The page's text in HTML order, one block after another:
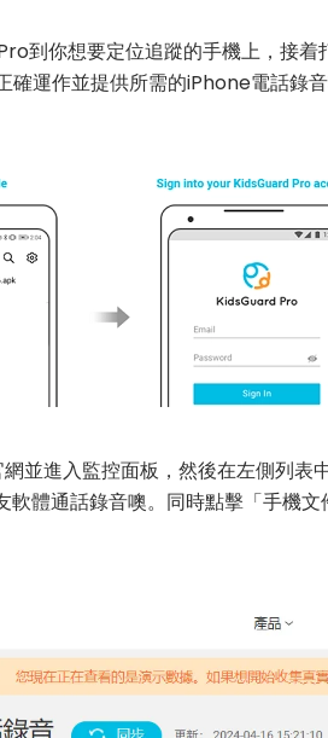
到你想要定位追蹤的手機上，接
運作並提供所需的iPhone電話錄
並進入監控面板，然後在左側列表
體通話錄音噢。同時點擊「手機